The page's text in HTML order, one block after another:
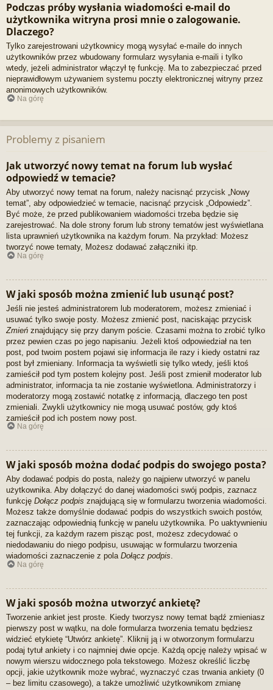
Podczas próby wysłania wiadomości e-mail do
użytkownika witryna prosi mnie o zalogowanie.
Dlaczego?
Tylko zarejestrowani użytkownicy mogą wysyłać e-maile do innych
użytkowników przez wbudowany formularz wysyłania e-maili i tylko
wtedy, jeżeli administrator włączył tę funkcję. Ma to zabezpieczać przed
nieprawidłowym używaniem systemu poczty elektronicznej witryny przez
anonimowych użytkowników.
Na górę
Problemy z pisaniem
Jak utworzyć nowy temat na forum lub wysłać
odpowiedź w temacie?
Aby utworzyć nowy temat na forum, należy nacisnąć przycisk „Nowy
temat”, aby odpowiedzieć w temacie, nacisnąć przycisk „Odpowiedz”.
Być może, że przed publikowaniem wiadomości trzeba będzie się
zarejestrować. Na dole strony forum lub strony tematów jest wyświetlana
lista uprawnień użytkownika na każdym forum. Na przykład: Możesz
tworzyć nowe tematy, Możesz dodawać załączniki itp.
Na górę
W jaki sposób można zmienić lub usunąć post?
Jeśli nie jesteś administratorem lub moderatorem, możesz zmieniać i
usuwać tylko swoje posty. Możesz zmienić post, naciskając przycisk
Zmień znajdujący się przy danym poście. Czasami można to zrobić tylko
przez pewien czas po jego napisaniu. Jeżeli ktoś odpowiedział na ten
post, pod twoim postem pojawi się informacja ile razy i kiedy ostatni raz
post był zmieniany. Informacja ta wyświetli się tylko wtedy, jeśli ktoś
zamieścił pod tym postem kolejny post. Jeśli post zmienił moderator lub
administrator, informacja ta nie zostanie wyświetlona. Administratorzy i
moderatorzy mogą zostawić notatkę z informacją, dlaczego ten post
zmieniali. Zwykli użytkownicy nie mogą usuwać postów, gdy ktoś
zamieścił pod ich postem nowy post.
Na górę
W jaki sposób można dodać podpis do swojego posta?
Aby dodawać podpis do posta, należy go najpierw utworzyć w panelu
użytkownika. Aby dołączyć do danej wiadomości swój podpis, zaznacz
funkcję Dołącz podpis znajdującą się w formularzu tworzenia wiadomości.
Możesz także domyślnie dodawać podpis do wszystkich swoich postów,
zaznaczając odpowiednią funkcję w panelu użytkownika. Po uaktywnieniu
tej funkcji, za każdym razem pisząc post, możesz zdecydować o
niedodawaniu do niego podpisu, usuwając w formularzu tworzenia
wiadomości zaznaczenie z pola Dołącz podpis.
Na górę
W jaki sposób można utworzyć ankietę?
Tworzenie ankiet jest proste. Kiedy tworzysz nowy temat bądź zmieniasz
pierwszy post w wątku, na dole formularza tworzenia tematu będziesz
widzieć etykietę “Utwórz ankietę”. Kliknij ją i w otworzonym formularzu
podaj tytuł ankiety i co najmniej dwie opcje. Każdą opcję należy wpisać w
nowym wierszu widocznego pola tekstowego. Możesz określić liczbę
opcji, jakie użytkownik może wybrać, wyznaczyć czas trwania ankiety (0
– bez limitu czasowego), a także umożliwić użytkownikom zmianę